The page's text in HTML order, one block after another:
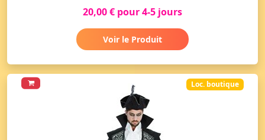
20,00 € pour 4-5 jours
Voir le Produit
Loc. boutique